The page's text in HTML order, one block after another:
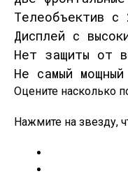
Телеобъектив с
Дисплей с
Нет защиты от
Не самый мощный
Оцените насколько
Нажмите на звезду,